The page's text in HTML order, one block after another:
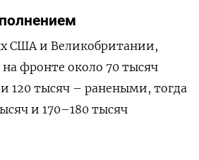
США и Великобритании,
фронте около 70 тысяч
120 тысяч – ранеными, тогда
и 170–180 тысяч